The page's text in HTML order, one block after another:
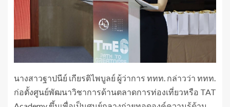
นางสาวฐาปนีย์ เกียรติไพบูลย์ ผู้ว่าการ ททท. กล่าวว่า ททท.
ก่อตั้งศูนย์พัฒนาวิชาการด้านตลาดการท่องเที่ยวหรือ TAT